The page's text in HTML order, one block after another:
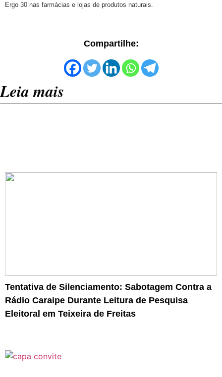
Ergo 30 nas farmácias e lojas de produtos naturais.
Compartilhe:
Leia mais
Tentativa de Silenciamento: Sabotagem Contra a
Rádio Caraipe Durante Leitura de Pesquisa
Eleitoral em Teixeira de Freitas